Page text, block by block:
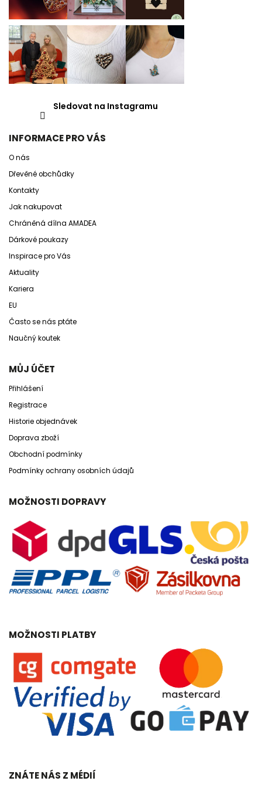
Sledovat na Instagramu
INFORMACE PRO VÁS
O nás
Dřevěné obchůdky
Kontakty
Jak nakupovat
Chráněná dílna AMADEA
Dárkové poukazy
Inspirace pro Vás
Aktuality
Kariera
EU
Často se nás ptáte
Naučný koutek
MŮJ ÚČET
Přihlášení
Registrace
Historie objednávek
Doprava zboží
Obchodní podmínky
Podmínky ochrany osobních údajů
MOŽNOSTI DOPRAVY
MOŽNOSTI PLATBY
ZNÁTE NÁS Z MÉDIÍ